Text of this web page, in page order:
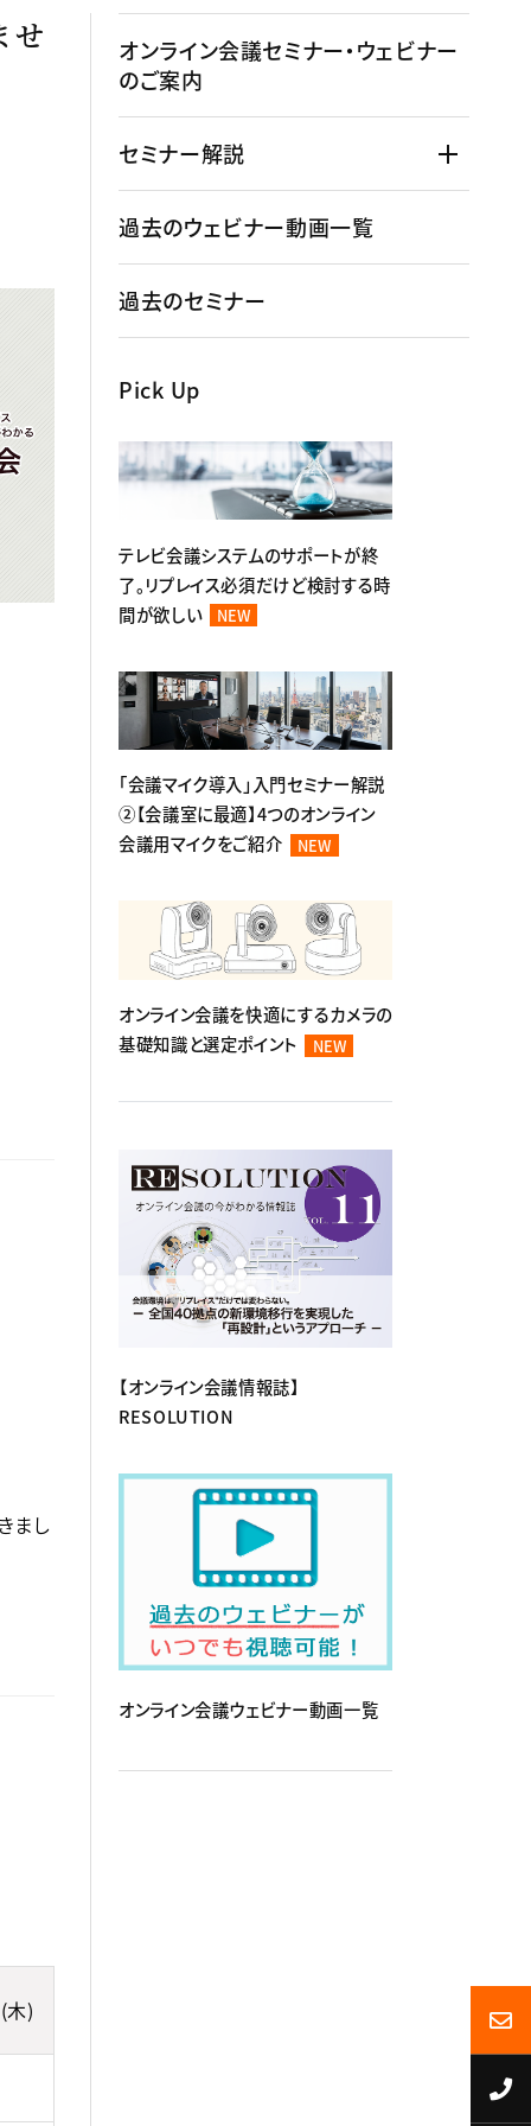
せ
まし
木)
オンライン会議セミナー・ウェビナー
のご案内
セミナー解説
過去のウェビナー動画一覧
過去のセミナー
Pick Up
テレビ会議システムのサポートが終
了。リプレイス必須だけど検討する時
間が欲しい
NEW
「会議マイク導入」入門セミナー解説
②【会議室に最適】4つのオンライン
会議用マイクをご紹介
NEW
オンライン会議を快適にするカメラの
基礎知識と選定ポイント
NEW
【オンライン会議情報誌】
RESOLUTION
オンライン会議ウェビナー動画一覧